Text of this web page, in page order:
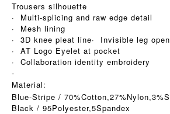
Trousers silhouette
· Multi-splicing and raw edge detail
· Mesh lining
· 3D knee pleat line· Invisible leg
· AT Logo Eyelet at pocket
· Collaboration identity embroidery
-
Material:
Blue-Stripe /
Black / 95Polyester,5Spandex